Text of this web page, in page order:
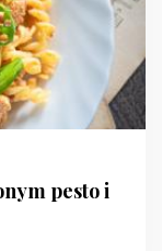
pesto i